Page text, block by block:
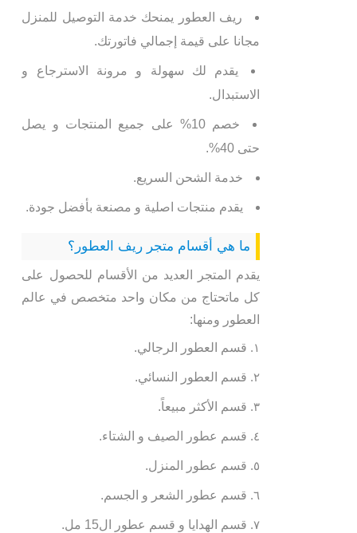
ريف العطور يمنحك خدمة التوصيل للمنزل
مجانا على قيمة إجمالي فاتورتك.
يقدم لك سهولة و مرونة الاسترجاع و
الاستبدال.
خصم 10% على جميع المنتجات و يصل
حتى 40%.
خدمة الشحن السريع.
يقدم منتجات اصلية و مصنعة بأفضل جودة.
ما هي أقسام متجر ريف العطور؟
يقدم المتجر العديد من الأقسام للحصول على
كل ماتحتاج من مكان واحد متخصص في عالم
العطور ومنها:
قسم العطور الرجالي.
قسم العطور النسائي.
قسم الأكثر مبيعاً.
قسم عطور الصيف و الشتاء.
قسم عطور المنزل.
قسم عطور الشعر و الجسم.
قسم الهدايا و قسم عطور ال15 مل.